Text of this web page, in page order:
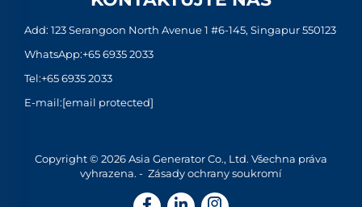
Add: 123 Serangoon North Avenue 1 #6-145, Singapur 550123
WhatsApp:+65 6935 2033
Tel:+65 6935 2033
E-mail:[email protected]
Copyright © 2026 Asia Generator Co., Ltd. Všechna práva
vyhrazena. - Zásady ochrany soukromí